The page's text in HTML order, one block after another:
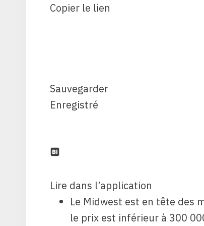
Copier le lien
Sauvegarder
Enregistré
Lire dans l’application
Le Midwest est en tête des
le prix est inférieur à 300